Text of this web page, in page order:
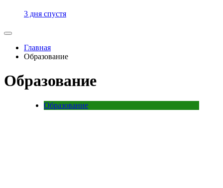
3 дня спустя
Главная
Образование
Образование
Образование